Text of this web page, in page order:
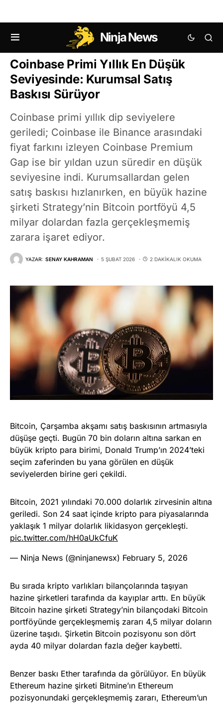
Ninja News
KRIPTO HABERLERI BITCOIN (BTC) HABERLERI
Coinbase Primi Yıllık En Düşük
Seviyesinde: Kurumsal Satış
Baskısı Sürüyor
Coinbase primi yıllık dip seviyelere
geriledi; Coinbase ile Binance arasındaki
fiyat farkını izleyen Coinbase Premium
Gap ise bir yıldan uzun süredir en düşük
seviyesine indi. Kurumsallardan gelen
satış baskısı hızlanırken, en büyük hazine
şirketi Strategy’nin Bitcoin portföyü 4,5
milyar dolardan fazla gerçekleşmemiş
zarara işaret ediyor.
YAZAR: SENAY KAHRAMAN 5 ŞUBAT 2026 2 DAKIKALIK OKUMA
Bitcoin, Çarşamba akşamı satış baskısının artmasıyla
düşüşe geçti. Bugün 70 bin doların altına sarkan en
büyük kripto para birimi, Donald Trump’ın 2024’teki
seçim zaferinden bu yana görülen en düşük
seviyelerden birine geri çekildi.
Bitcoin, 2021 yılındaki 70.000 dolarlık zirvesinin altına
geriledi. Son 24 saat içinde kripto para piyasalarında
yaklaşık 1 milyar dolarlık likidasyon gerçekleşti.
pic.twitter.com/hH0aUkCfuK
— Ninja News (@ninjanewsx) February 5, 2026
Bu sırada kripto varlıkları bilançolarında taşıyan
hazine şirketleri tarafında da kayıplar arttı. En büyük
Bitcoin hazine şirketi Strategy’nin bilançodaki Bitcoin
portföyünde gerçekleşmemiş zararı 4,5 milyar doların
üzerine taşıdı. Şirketin Bitcoin pozisyonu son dört
ayda 40 milyar dolardan fazla değer kaybetti.
Benzer baskı Ether tarafında da görülüyor. En büyük
Ethereum hazine şirketi Bitmine’ın Ethereum
pozisyonundaki gerçekleşmemiş zararı, Ethereum’un